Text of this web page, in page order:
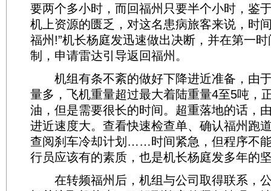
要两个多小时，而回福州只要半个小时，鉴
机上资源的匮乏，对这名患病旅客来说，时
福州!”机长杨庭发迅速做出决断，并在第一
制，申请雷达引导返回福州。
机组有条不紊的做好下降进近准备，由
量多，飞机重量超过最大着陆重量4至5吨，
油，但是需要很长的时间。超重落地的话，
进近速度大。查看快速检查单、确认福州跑
查阅刹车冷却计划……时间紧急，但程序不
行员应该有的素质，也是机长杨庭发多年的
在转频福州后，机组与公司取得联系，